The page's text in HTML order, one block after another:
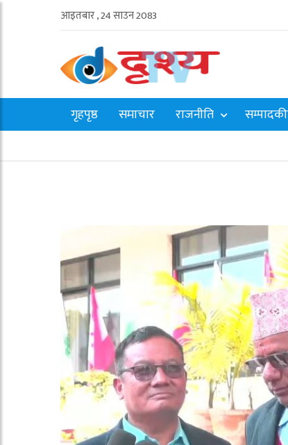
आइतबार , 24 साउन 2083
गृहपृष्ठ समाचार राजनीति